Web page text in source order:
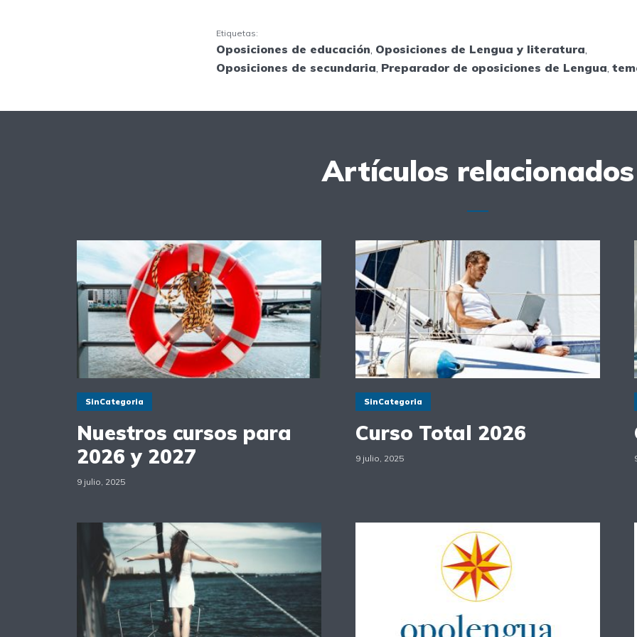
Etiquetas:
Oposiciones de educación, Oposiciones de Lengua y literatura,
Oposiciones de secundaria, Preparador de oposiciones de Lengua,
Artículos relacionados
SinCategoria
Nuestros cursos para
2026 y 2027
9 julio, 2025
SinCategoria
Curso Total 2026
9 julio, 2025